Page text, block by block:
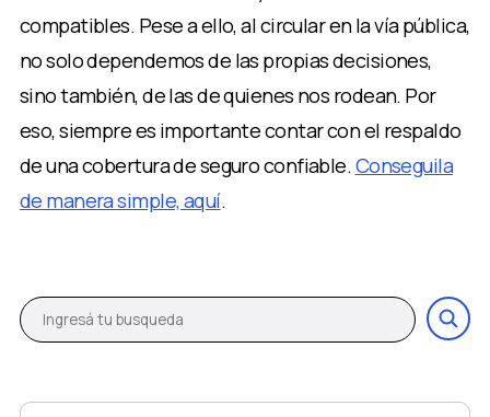
compatibles. Pese a ello, al circular en la vía pública,
no solo dependemos de las propias decisiones,
sino también, de las de quienes nos rodean. Por
eso, siempre es importante contar con el respaldo
de una cobertura de seguro confiable.Conseguila
de manera simple, aquí.